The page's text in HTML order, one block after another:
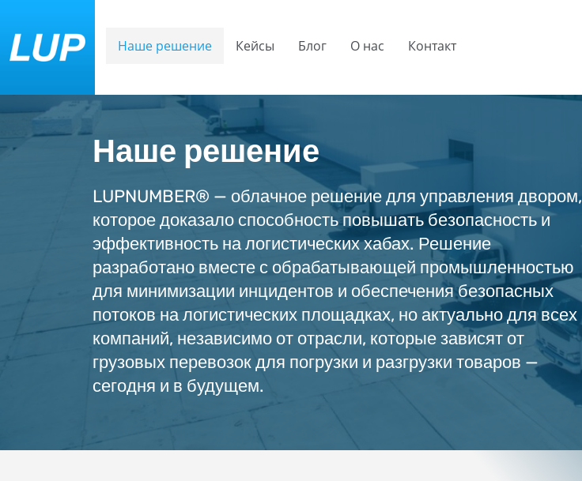
Наше решение Кейсы Блог О нас Контакт
Наше решение
LUPNUMBER® — облачное решение для управления двором,
которое доказало способность повышать безопасность и
эффективность на логистических хабах. Решение
разработано вместе с обрабатывающей промышленностью
для минимизации инцидентов и обеспечения безопасных
потоков на логистических площадках, но актуально для всех
компаний, независимо от отрасли, которые зависят от
грузовых перевозок для погрузки и разгрузки товаров —
сегодня и в будущем.